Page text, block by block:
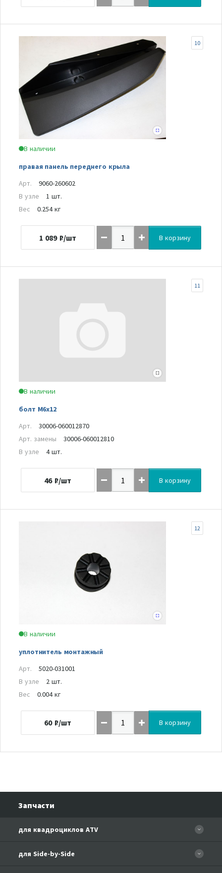
В наличии
правая панель переднего крыла
10
Арт.
9060-260602
В узле
1 шт.
Вес
0.254 кг
1 089 ₽/шт В корзину
В наличии
болт М6х12
11
Арт.
30006-060012870
Арт. замены
30006-060012810
В узле
4 шт.
46 ₽/шт В корзину
В наличии
уплотнитель монтажный
12
Арт.
5020-031001
В узле
2 шт.
Вес
0.004 кг
60 ₽/шт В корзину
Запчасти
для квадроциклов ATV
CFORCE 110 EFI
для Side-by-Side